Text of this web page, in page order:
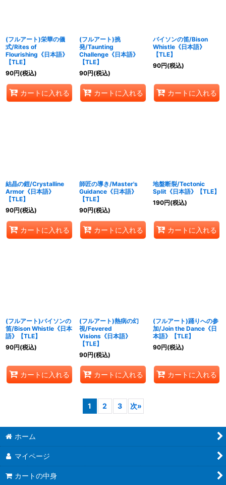
(フルアート)栄華の儀
式/Rites of
Flourishing《日本語》
【TLE】
90円(税込)
カートに入れる
(フルアート)挑
発/Taunting
Challenge《日本語》
【TLE】
90円(税込)
カートに入れる
バイソンの笛/Bison
Whistle《日本語》
【TLE】
90円(税込)
カートに入れる
結晶の鎧/Crystalline
Armor《日本語》
【TLE】
90円(税込)
カートに入れる
師匠の導き/Master's
Guidance《日本語》
【TLE】
90円(税込)
カートに入れる
地盤断裂/Tectonic
Split《日本語》【TLE】
190円(税込)
カートに入れる
(フルアート)バイソンの
笛/Bison Whistle《日本
語》【TLE】
90円(税込)
カートに入れる
(フルアート)熱病の幻
視/Fevered
Visions《日本語》
【TLE】
90円(税込)
カートに入れる
(フルアート)踊りへの参
加/Join the Dance《日
本語》【TLE】
90円(税込)
カートに入れる
1 2 3 次»
ホーム
マイページ
カートの中身